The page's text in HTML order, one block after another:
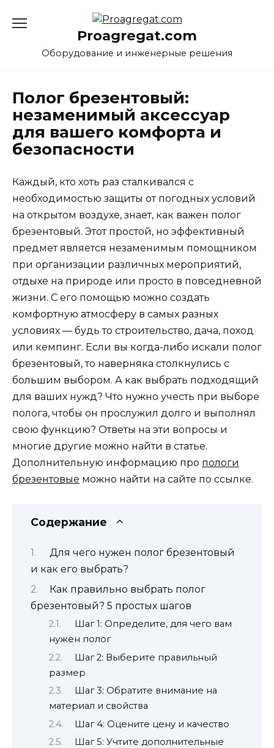
Proagregat.com
Оборудование и инженерные решения
Полог брезентовый:
незаменимый аксессуар
для вашего комфорта и
безопасности
Каждый, кто хоть раз сталкивался с
необходимостью защиты от погодных условий
на открытом воздухе, знает, как важен полог
брезентовый. Этот простой, но эффективный
предмет является незаменимым помощником
при организации различных мероприятий,
отдыхе на природе или просто в повседневной
жизни. С его помощью можно создать
комфортную атмосферу в самых разных
условиях — будь то строительство, дача, поход
или кемпинг. Если вы когда-либо искали полог
брезентовый, то наверняка столкнулись с
большим выбором. А как выбрать подходящий
для ваших нужд? Что нужно учесть при выборе
полога, чтобы он прослужил долго и выполнял
свою функцию? Ответы на эти вопросы и
многие другие можно найти в статье.
Дополнительную информацию про пологи
брезентовые можно найти на сайте по ссылке.
Содержание
Для чего нужен полог брезентовый
и как его выбрать?
Как правильно выбрать полог
брезентовый? 5 простых шагов
Шаг 1: Определите, для чего вам
нужен полог
Шаг 2: Выберите правильный
размер
Шаг 3: Обратите внимание на
материал и свойства
Шаг 4: Оцените цену и качество
Шаг 5: Учтите дополнительные